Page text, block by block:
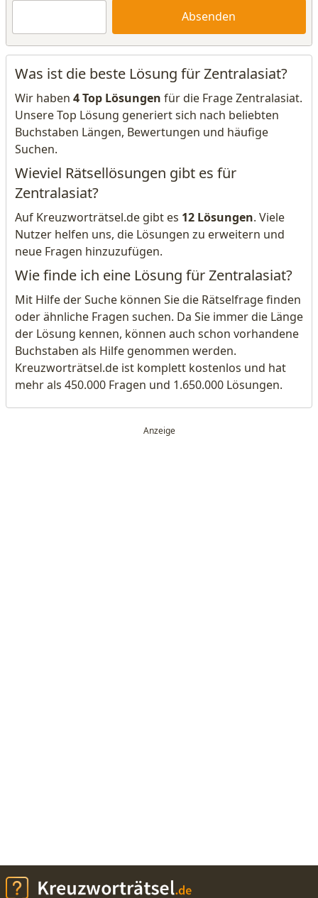
Absenden
Was ist die beste Lösung für Zentralasiat?
Wir haben 4 Top Lösungen für die Frage Zentralasiat.
Unsere Top Lösung generiert sich nach beliebten
Buchstaben Längen, Bewertungen und häufige
Suchen.
Wieviel Rätsellösungen gibt es für
Zentralasiat?
Auf Kreuzworträtsel.de gibt es 12 Lösungen. Viele
Nutzer helfen uns, die Lösungen zu erweitern und
neue Fragen hinzuzufügen.
Wie finde ich eine Lösung für Zentralasiat?
Mit Hilfe der Suche können Sie die Rätselfrage finden
oder ähnliche Fragen suchen. Da Sie immer die Länge
der Lösung kennen, können auch schon vorhandene
Buchstaben als Hilfe genommen werden.
Kreuzworträtsel.de ist komplett kostenlos und hat
mehr als 450.000 Fragen und 1.650.000 Lösungen.